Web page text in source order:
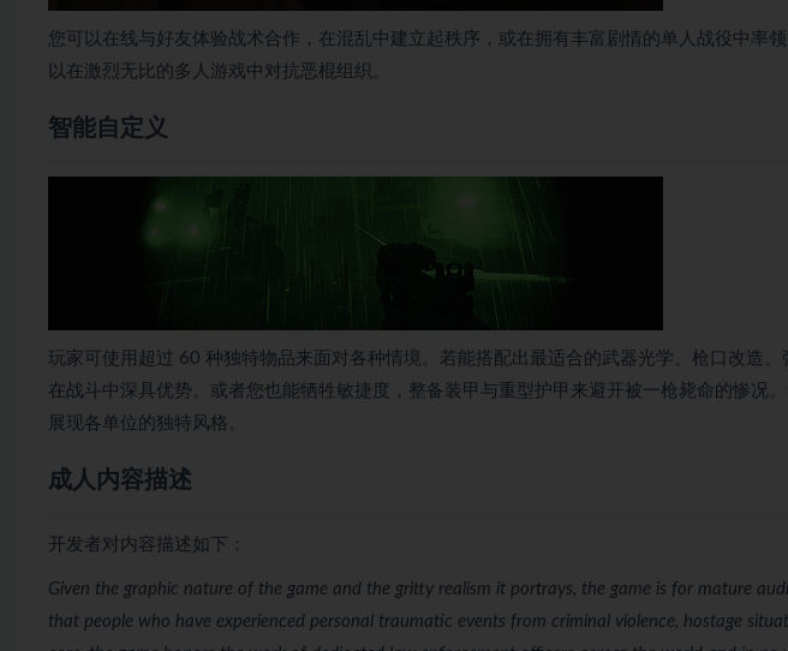
您可以在线与好友体验战术合作，在混乱中建立起秩序，或在拥有丰富剧情的单人战役中率
以在激烈无比的多人游戏中对抗恶棍组织。
智能自定义
玩家可使用超过 60 种独特物品来面对各种情境。若能搭配出最适合的武器光学、枪口改造
在战斗中深具优势。或者您也能牺牲敏捷度，整备装甲与重型护甲来避开被一枪毙命的惨况
展现各单位的独特风格。
成人内容描述
开发者对内容描述如下：
Given the graphic nature of the game and the gritty realism it portrays, the game is for mature
that people who have experienced personal traumatic events from criminal violence, hostage